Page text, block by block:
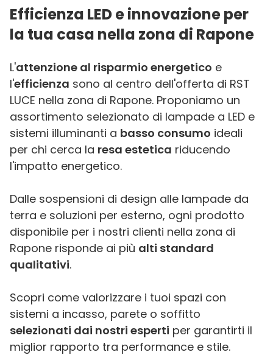
Efficienza LED e innovazione per
la tua casa nella zona di Rapone
L'attenzione al risparmio energetico e
l'efficienza sono al centro dell'offerta di RST
LUCE nella zona di Rapone. Proponiamo un
assortimento selezionato di lampade a LED e
sistemi illuminanti a basso consumo ideali
per chi cerca la resa estetica riducendo
l'impatto energetico.
Dalle sospensioni di design alle lampade da
terra e soluzioni per esterno, ogni prodotto
disponibile per i nostri clienti nella zona di
Rapone risponde ai più alti standard
qualitativi.
Scopri come valorizzare i tuoi spazi con
sistemi a incasso, parete o soffitto
selezionati dai nostri esperti per garantirti il
miglior rapporto tra performance e stile.